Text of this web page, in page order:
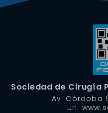
Sociedad de Cirugía
Av. Córdoba
Url: